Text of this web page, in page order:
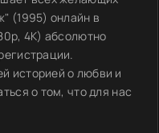
(1995) онлайн в
4K) абсолютно
историей о любви и
о том, что для нас